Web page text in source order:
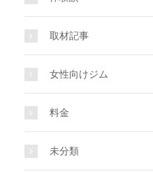
取材記事
女性向けジム
料金
未分類